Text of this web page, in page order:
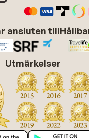
ansluten till
Utmärkelser